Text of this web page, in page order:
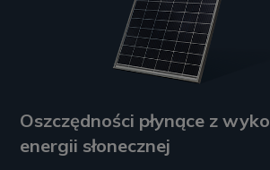
Oszczędności płynące z
energii słonecznej